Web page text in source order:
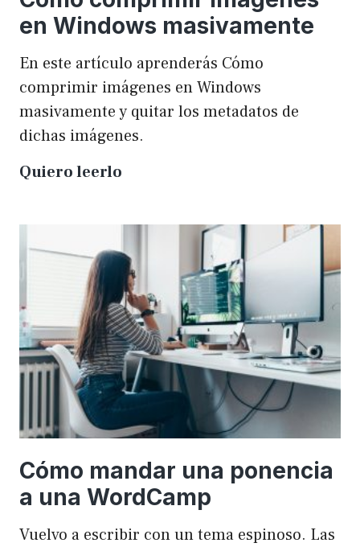
en Windows masivamente
En este artículo aprenderás Cómo
comprimir imágenes en Windows
masivamente y quitar los metadatos de
dichas imágenes.
Quiero leerlo
imágenes
Windows
masivamente
Cómo mandar una ponencia
a una WordCamp
Vuelvo a escribir con un tema espinoso. Las